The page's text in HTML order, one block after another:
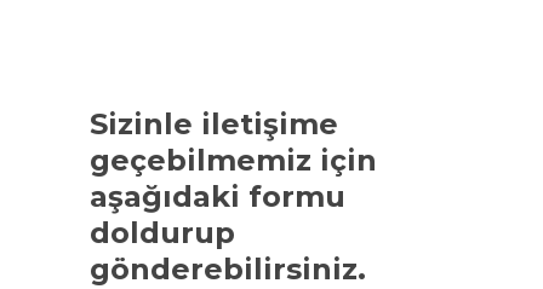
Sizinle iletişime
geçebilmemiz için
aşağıdaki formu
doldurup
gönderebilirsiniz.